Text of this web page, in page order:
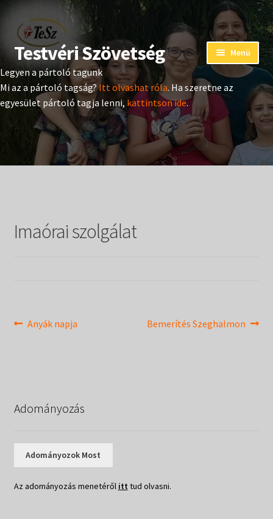
Ugrás
a
navigációhoz
Kilépés
a
tartalomba
Testvéri Szövetség Menü
Eseménynaptár
Adományozás
Pártoló tag belépés
Kiadványok
menu
Legyen a pártoló tagunk
Mi az a pártoló tagság?Itt olvashat róla. Ha szeretne az
egyesület pártoló tagja lenni, kattintson ide.
Imaórai szolgálat
Bejegyzés
Previous
Anyák napja
Next
Bemerítés Szeghalmon
Adományozás
Adományozok Most
Az adományozás menetéről itt tud olvasni.